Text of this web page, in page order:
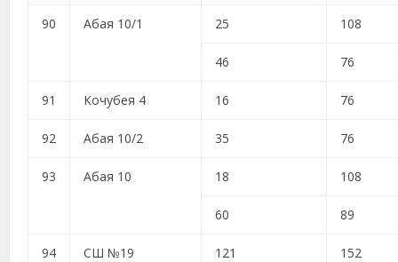
90 Абая 10/1 25 108
46 76
91 Кочубея 4 16 76
92 Абая 10/2 35 76
93 Абая 10 18 108
60 89
94 СШ №19 121 152